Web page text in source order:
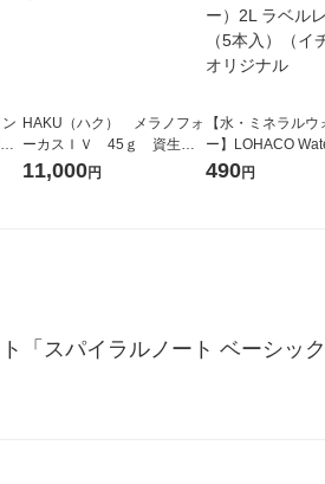
HAKU（ハク） メラノフォ
ーカスＩＶ 45ｇ 資生
堂 おまけ付き
11,000円
【水・ミネラルウ
ー】LOHACO
コウォーター）2L
490円
「スパイラルノート ベーシッ